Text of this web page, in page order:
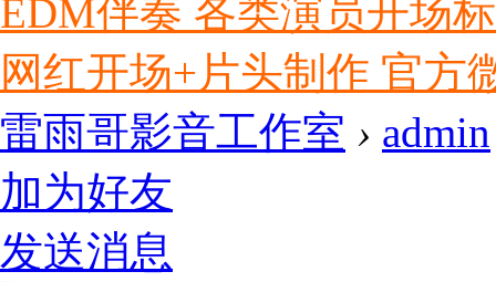
EDM伴奏 各类演员开场
网红开场+片头制作 官方
雷雨哥影音工作室 › admin
加为好友
发送消息